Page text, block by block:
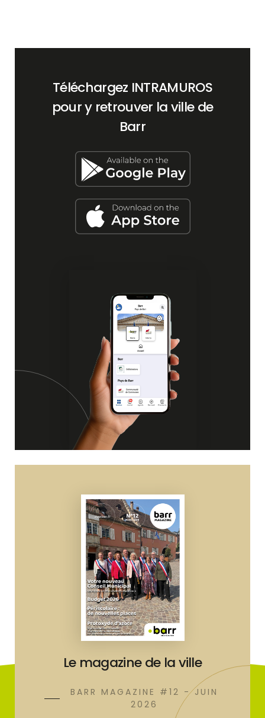
Téléchargez INTRAMUROS
pour y retrouver la ville de
Barr
Le magazine de la ville
BARR MAGAZINE #12 - JUIN
2026